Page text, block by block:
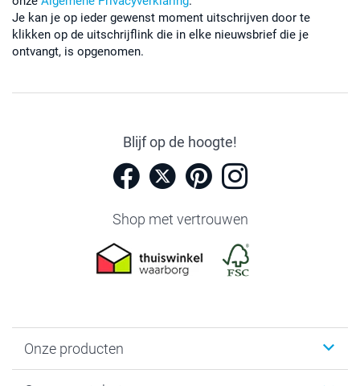
Je kan je op ieder gewenst moment uitschrijven door te
klikken op de uitschrijflink die in elke nieuwsbrief die je
ontvangt, is opgenomen.
Blijf op de hoogte!
Shop met vertrouwen
Onze producten